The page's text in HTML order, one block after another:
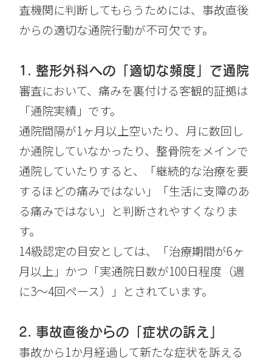
査機関に判断してもらうためには、事故直後
からの適切な通院行動が不可欠です。
1. 整形外科への「適切な頻度」で通院
審査において、痛みを裏付ける客観的証拠は
「通院実績」です。
通院間隔が1ヶ月以上空いたり、月に数回し
か通院していなかったり、整骨院をメインで
通院していたりすると、「継続的な治療を要
するほどの痛みではない」「生活に支障のあ
る痛みではない」と判断されやすくなりま
す。
14級認定の目安としては、「治療期間が6ヶ
月以上」かつ「実通院日数が100日程度（週
に3〜4回ペース）」とされています。
2. 事故直後からの「症状の訴え」
事故から1か月経過して新たな症状を訴える